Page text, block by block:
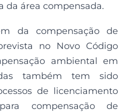
da área compensada.
da compensação de
no Novo Código
ambiental em
também tem sido
de licenciamento
compensação de